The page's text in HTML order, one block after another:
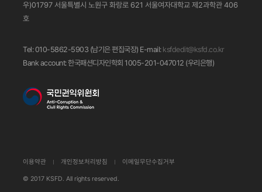
우)01797 서울특별시 노원구 화랑로 621 서울여자대학교 제2과학관 406
호
Tel: 010-5862-5903 (남기은 편집국장) E-mail: ksfdedit@ksfd.co.kr
Bank account: 한국패션디자인학회 1005-201-047012 (우리은행)
이용약관 개인정보처리방침 이메일무단수집거부
© 2017 KSFD. All rights reserved.